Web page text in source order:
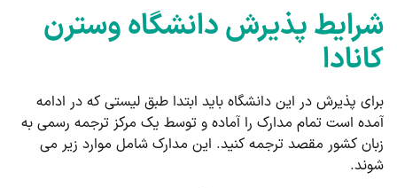
شرایط پذیرش دانشگاه وسترن
کانادا
برای پذیرش در این دانشگاه باید ابتدا طبق لیستی که در ادامه
آمده است تمام مدارک را آماده و توسط یک مرکز ترجمه رسمی به
زبان کشور مقصد ترجمه کنید. این مدارک شامل موارد زیر می
شوند.